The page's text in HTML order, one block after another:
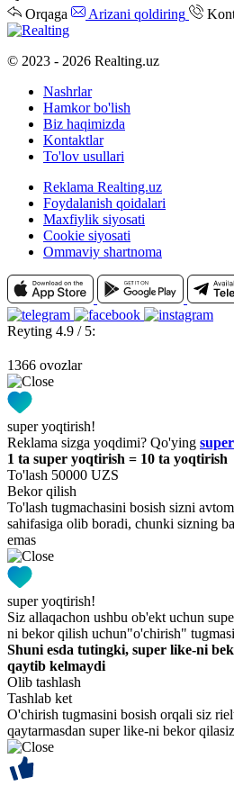
Orqaga Arizani qoldiring
© 2023 - 2026 Realting.uz
Nashrlar
Hamkor bo'lish
Biz haqimizda
Kontaktlar
To'lov usullari
Reklama Realting.uz
Foydalanish qoidalari
Maxfiylik siyosati
Cookie siyosati
Ommaviy shartnoma
Reyting 4.9 / 5:
1366 ovozlar
super yoqtirish!
Reklama sizga yoqdimi? Qo'ying
1 ta super yoqtirish = 10 ta yoqtirish
To'lash 50000 UZS
Bekor qilish
To'lash tugmachasini bosish sizni
sahifasiga olib boradi, chunki sizning
emas
super yoqtirish!
Siz allaqachon ushbu ob'ekt uchun
ni bekor qilish uchun"o'chirish"
Shuni esda tutingki, super like-ni
qaytib kelmaydi
Olib tashlash
Tashlab ket
O'chirish tugmasini bosish orqali siz
qaytarmasdan super like-ni bekor qilasiz